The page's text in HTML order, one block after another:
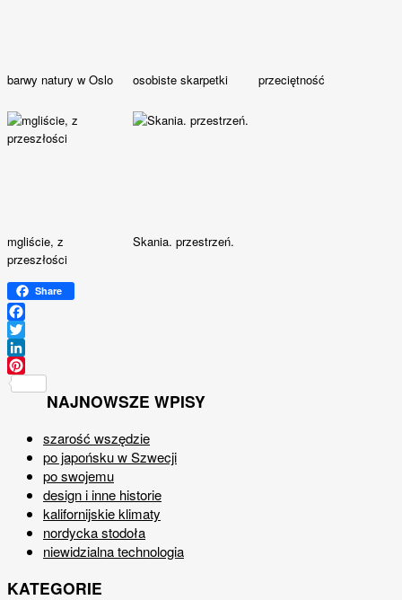
barwy natury w Oslo osobiste skarpetki przeciętność
mgliście, z
przeszłości
Skania. przestrzeń.
Share
Facebook
Twitter
LinkedIn
NAJNOWSZE WPISY
szarość wszędzie
po japońsku w Szwecji
po swojemu
design i inne historie
kalifornijskie klimaty
nordycka stodoła
niewidzialna technologia
KATEGORIE